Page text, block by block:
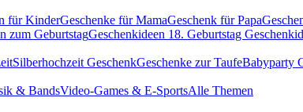
für KinderGeschenke für MamaGeschenk für Papa
zum GeburtstagGeschenkideen 18. Geburtstag
Silberhochzeit GeschenkGeschenke zur TaufeBabyparty
& BandsVideo-Games & E-SportsAlle Themen